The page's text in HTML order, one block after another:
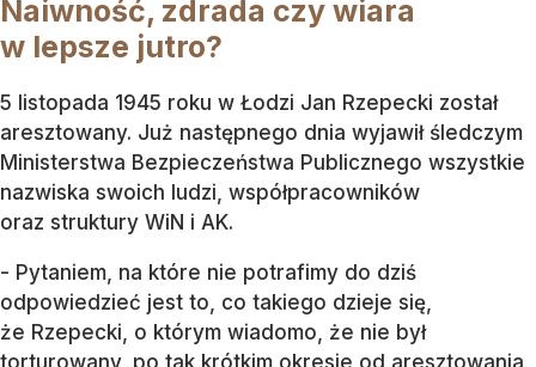
Naiwność, zdrada czy wiara
w lepsze jutro?
5 listopada 1945 roku w Łodzi Jan Rzepecki został
aresztowany. Już następnego dnia wyjawił śledczym
Ministerstwa Bezpieczeństwa Publicznego wszystkie
nazwiska swoich ludzi, współpracowników
oraz struktury WiN i AK.
- Pytaniem, na które nie potrafimy do dziś
odpowiedzieć jest to, co takiego dzieje się,
że Rzepecki, o którym wiadomo, że nie był